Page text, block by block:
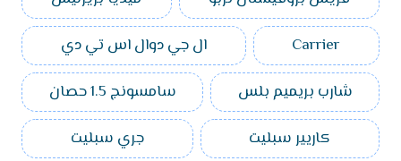
Carrier
ال جي دوال اس تي دي
شارب بريميم بلس
سامسونج 1.5 حصان
كاريير سبليت
جري سبليت